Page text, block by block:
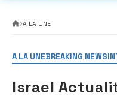
A LA UNE
A LA UNEBREAKING NEWS
Israel